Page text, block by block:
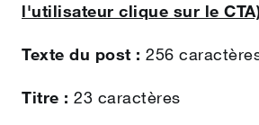
l'utilisateur clique sur le
Texte du post : 256
Titre : 23 caractères